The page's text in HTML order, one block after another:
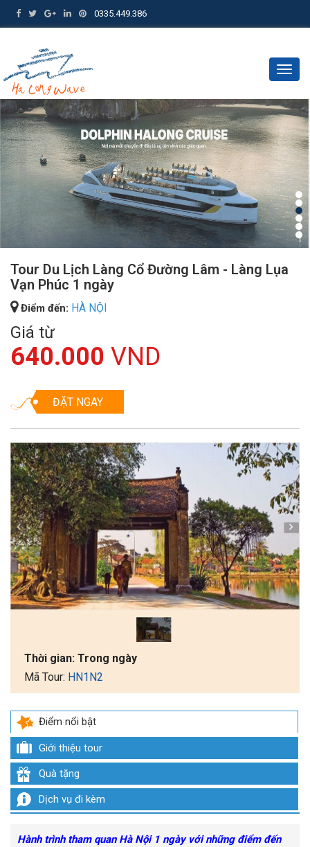
0335.449.386
Tour Du Lịch Làng Cổ Đường Lâm - Làng Lụa
Vạn Phúc 1 ngày
Điểm đến: HÀ NỘI
Giá từ
640.000 VND
ĐẶT NGAY
Thời gian: Trong ngày
Mã Tour: HN1N2
Điểm nổi bật
Giới thiệu tour
Quà tặng
Dịch vụ đi kèm
Hành trình tham quan Hà Nội 1 ngày với những điểm đến